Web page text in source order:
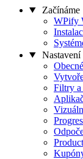
Začínáme
WPify
Nastavení
Filtry